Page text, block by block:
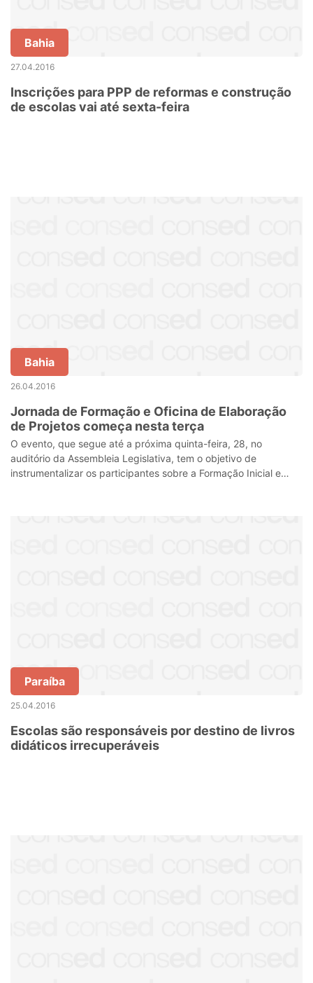
Bahia
27.04.2016
Inscrições para PPP de reformas e construção
de escolas vai até sexta-feira
Bahia
26.04.2016
Jornada de Formação e Oficina de Elaboração
de Projetos começa nesta terça
O evento, que segue até a próxima quinta-feira, 28, no
auditório da Assembleia Legislativa, tem o objetivo de
instrumentalizar os participantes sobre a Formação Inicial e
Paraíba
25.04.2016
Escolas são responsáveis por destino de livros
didáticos irrecuperáveis